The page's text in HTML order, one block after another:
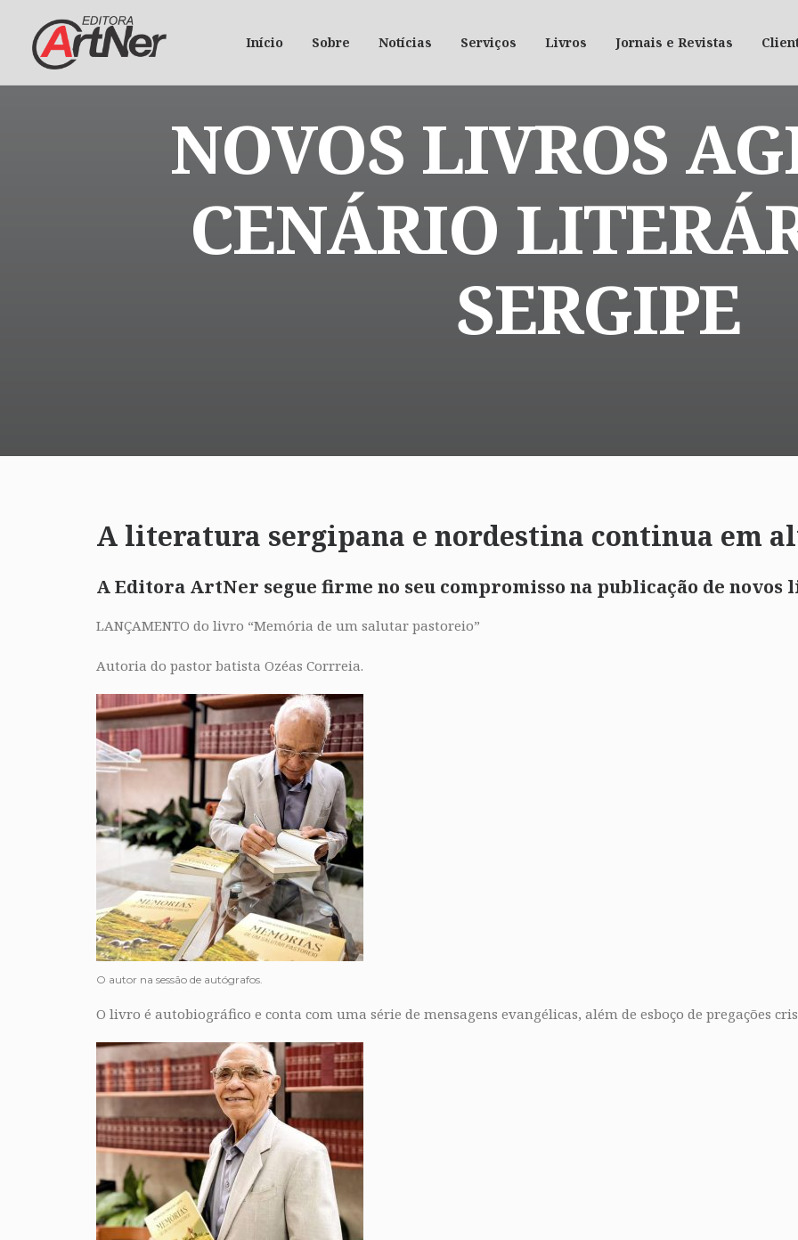
Início Sobre Notícias Serviços Livros Jornais e Revistas
NOVOS LIVROS
CENÁRIO
SERGIPE
A literatura sergipana e nordestina continua em
A Editora ArtNer segue firme no seu compromisso na publicação de novos
LANÇAMENTO do livro “Memória de um salutar pastoreio”
Autoria do pastor batista Ozéas Corrreia.
O autor na sessão de autógrafos.
O livro é autobiográfico e conta com uma série de mensagens evangélicas, além de esboço de pregações